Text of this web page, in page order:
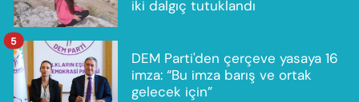
iki dalgıç tutuklandı
DEM Parti'den çerçeve yasaya 16
imza: “Bu imza barış ve ortak
gelecek için”
5